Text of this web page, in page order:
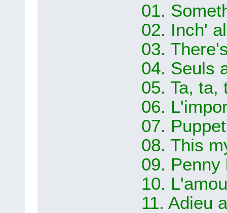
01.
02. Inch'
03.
04. Seuls
05. Ta, ta,
06.
07.
08. This
09. Penny
10.
11. Adieu